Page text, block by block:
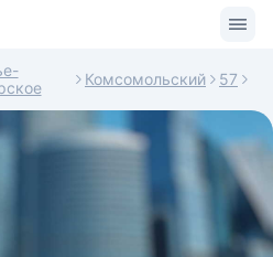
Комсомольский 57